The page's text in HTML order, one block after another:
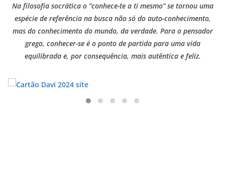
Na filosofia socrática o “conhece-te a ti mesmo” se tornou uma
espécie de referência na busca não só do auto-conhecimento,
mas do conhecimento do mundo, da verdade. Para o pensador
grego, conhecer-se é o ponto de partida para uma vida
equilibrada e, por consequência, mais autêntica e feliz.